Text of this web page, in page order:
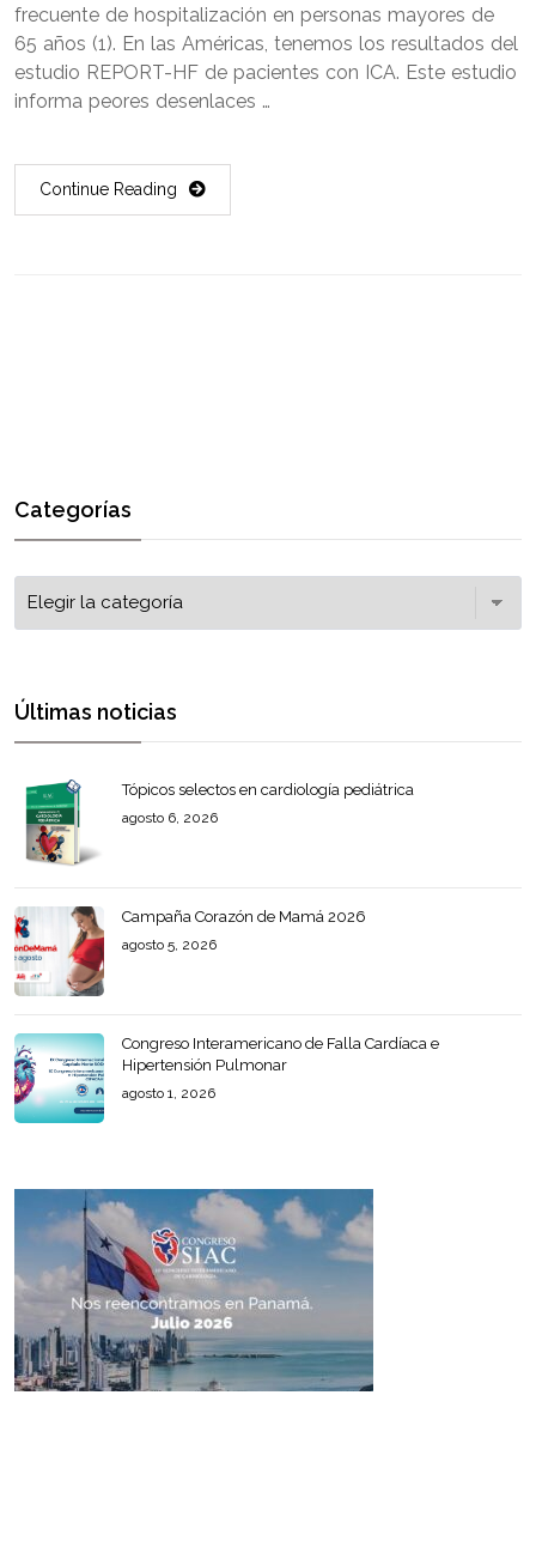
frecuente de hospitalización en personas mayores de
65 años (1). En las Américas, tenemos los resultados del
estudio REPORT-HF de pacientes con ICA. Este estudio
informa peores desenlaces …
Continue Reading
Categorías
Últimas noticias
Tópicos selectos en cardiología pediátrica
agosto 6, 2026
Campaña Corazón de Mamá 2026
agosto 5, 2026
Congreso Interamericano de Falla Cardíaca e
Hipertensión Pulmonar
agosto 1, 2026